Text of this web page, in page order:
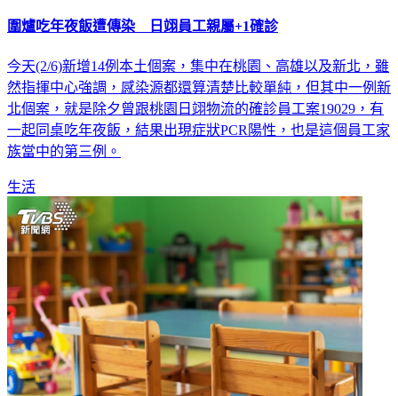
圍爐吃年夜飯遭傳染 日翊員工親屬+1確診
今天(2/6)新增14例本土個案，集中在桃園、高雄以及新北，雖
然指揮中心強調，感染源都還算清楚比較單純，但其中一例新
北個案，就是除夕曾跟桃園日翊物流的確診員工案19029，有
一起同桌吃年夜飯，結果出現症狀PCR陽性，也是這個員工家
族當中的第三例。
生活